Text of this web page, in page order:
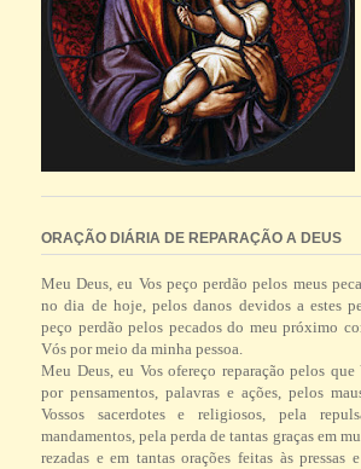
ORAÇÃO DIÁRIA DE REPARAÇÃO A DEUS
Meu Deus, eu Vos peço perdão pelos meus
no dia de hoje, pelos danos devidos a estes
peço perdão pelos pecados do meu próximo
Vós por meio da minha pessoa.
Meu Deus, eu Vos ofereço reparação pelos que
por pensamentos, palavras e ações, pelos
Vossos sacerdotes e religiosos, pela
mandamentos, pela perda de tantas graças em
rezadas e em tantas orações feitas às pressas